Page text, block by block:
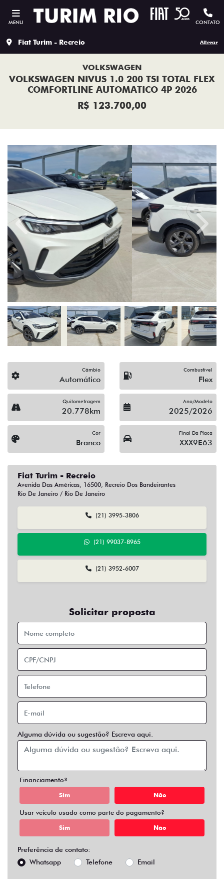
MENU CONTATO
Fiat Turim - Recreio Alterar
VOLKSWAGEN
VOLKSWAGEN NIVUS 1.0 200 TSI TOTAL FLEX
COMFORTLINE AUTOMATICO 4P 2026
R$ 123.700,00
Previous Next
Câmbio
Automático
Combustível
Flex
Quilometragem
20.778km
Ano/Modelo
2025/2026
Cor
Branco
Final Da Placa
XXX9E63
Fiat Turim - Recreio
Avenida Das Américas, 16500, Recreio Dos Bandeirantes
Rio De Janeiro / Rio De Janeiro
(21) 3995-3806
(21) 99037-8965
(21) 3952-6007
Solicitar proposta
Alguma dúvida ou sugestão? Escreva aqui.
Financiamento?
Sim Não
Usar veículo usado como parte do pagamento?
Sim Não
Preferência de contato:
Whatsapp
Telefone Email